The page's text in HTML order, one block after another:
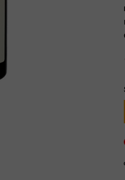
Copy mã và nhập mã ở trang THANH